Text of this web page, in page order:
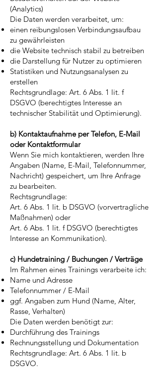
(Analytics)
Die Daten werden verarbeitet, um:
einen reibungslosen Verbindungsaufbau
zu gewährleisten
die Website technisch stabil zu betreiben
die Darstellung für Nutzer zu optimieren
Statistiken und Nutzungsanalysen zu
erstellen
Rechtsgrundlage: Art. 6 Abs. 1 lit. f
DSGVO (berechtigtes Interesse an
technischer Stabilität und Optimierung).
b) Kontaktaufnahme per Telefon, E-Mail
oder Kontaktformular
Wenn Sie mich kontaktieren, werden Ihre
Angaben (Name, E-Mail, Telefonnummer,
Nachricht) gespeichert, um Ihre Anfrage
zu bearbeiten.
Rechtsgrundlage:
Art. 6 Abs. 1 lit. b DSGVO (vorvertragliche
Maßnahmen) oder
Art. 6 Abs. 1 lit. f DSGVO (berechtigtes
Interesse an Kommunikation).
c) Hundetraining / Buchungen / Verträge
Im Rahmen eines Trainings verarbeite ich:
Name und Adresse
Telefonnummer / E-Mail
ggf. Angaben zum Hund (Name, Alter,
Rasse, Verhalten)
Die Daten werden benötigt zur:
Durchführung des Trainings
Rechnungsstellung und Dokumentation
Rechtsgrundlage: Art. 6 Abs. 1 lit. b
DSGVO.